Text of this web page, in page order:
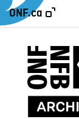
ONF.ca